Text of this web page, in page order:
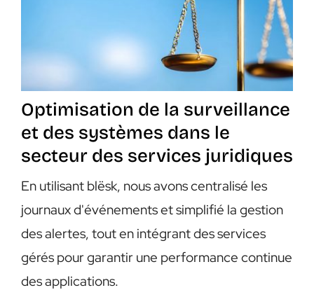
Optimisation de la surveillance
et des systèmes dans le
secteur des services juridiques
En utilisant blësk, nous avons centralisé les
journaux d'événements et simplifié la gestion
des alertes, tout en intégrant des services
gérés pour garantir une performance continue
des applications.